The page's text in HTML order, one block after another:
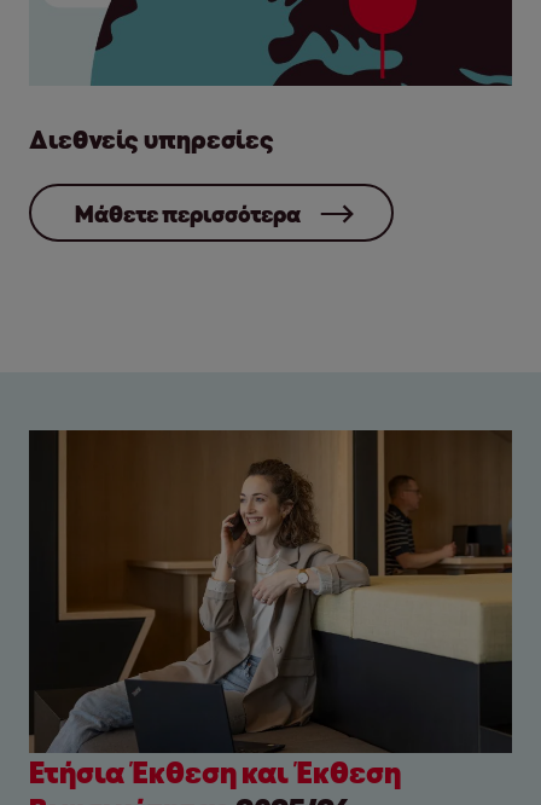
Διεθνείς υπηρεσίες
Μάθετε περισσότερα
Ετήσια Έκθεση και Έκθεση